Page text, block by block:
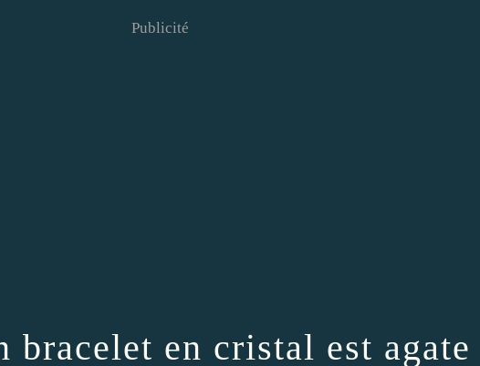
Publicité
bracelet en cristal est agate